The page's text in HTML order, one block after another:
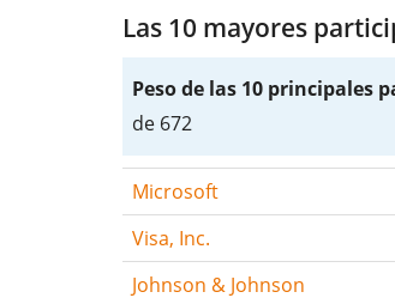
Las 10 mayores
Peso de las 10 principales
de 672
Microsoft
Visa, Inc.
Johnson & Johnson